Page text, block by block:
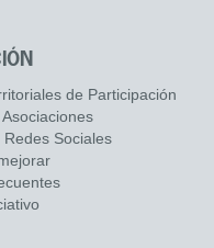
de Participación
Sociales